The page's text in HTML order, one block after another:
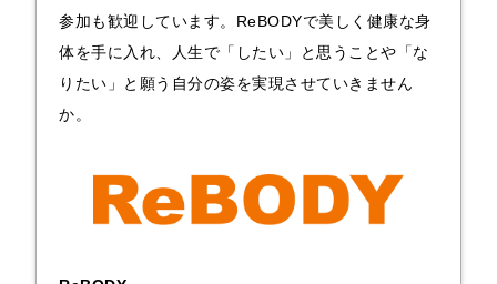
参加も歓迎しています。ReBODYで美しく健康な身
体を手に入れ、人生で「したい」と思うことや「な
りたい」と願う自分の姿を実現させていきません
か。